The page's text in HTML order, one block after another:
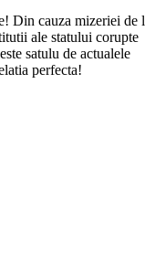
Din cauza mizeriei de
ale statului corupte
satulu de actualele
perfecta!